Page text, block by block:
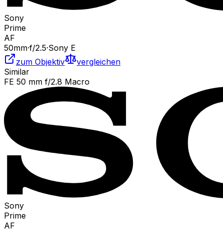
Sony
Prime
AF
50mm·f/2.5·Sony E
zum Objektiv
vergleichen
Similar
FE 50 mm f/2.8 Macro
Sony
Prime
AF